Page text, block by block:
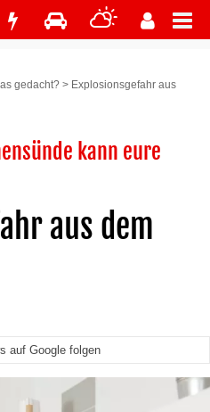
gedacht? > Explosionsgefahr aus
kann eure
aus dem
auf Google folgen